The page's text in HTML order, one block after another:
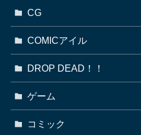
索
CG
COMICアイル
DROP DEAD！！
ゲーム
コミック